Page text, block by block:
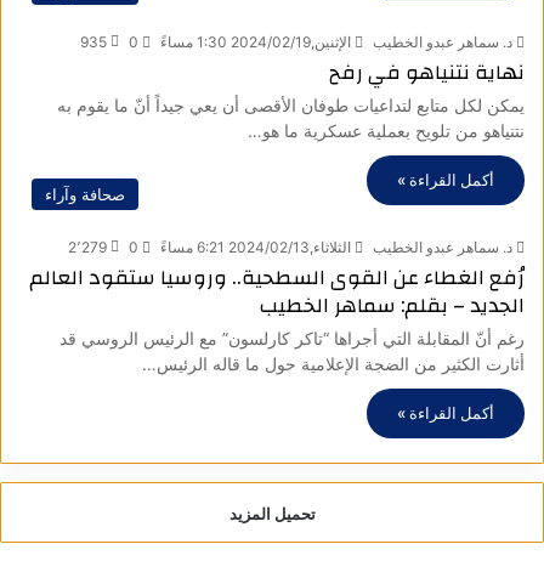
د. سماهر عبدو الخطيب الإثنين,2024/02/19 1:30 مساءً 0
935
نهاية نتنياهو في رفح
يمكن لكل متابع لتداعيات طوفان الأقصى أن يعي جيداً أنّ ما يقوم به
نتنياهو من تلويح بعملية عسكرية ما هو…
أكمل القراءة »
صحافة وآراء
د. سماهر عبدو الخطيب الثلاثاء,2024/02/13 6:21 مساءً 0 2٬279
رُفع الغطاء عن القوى السطحية.. وروسيا ستقود العالم
الجديد – بقلم: سماهر الخطيب
رغم أنّ المقابلة التي أجراها “تاكر كارلسون” مع الرئيس الروسي قد
أثارت الكثير من الضجة الإعلامية حول ما قاله الرئيس…
أكمل القراءة »
تحميل المزيد